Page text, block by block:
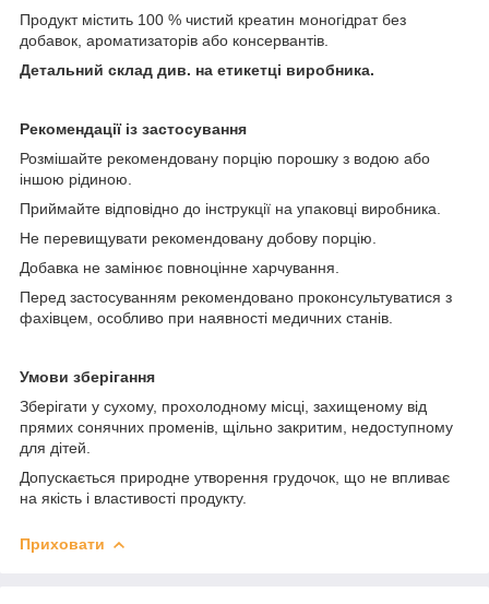
Продукт містить 100 % чистий креатин моногідрат без
добавок, ароматизаторів або консервантів.
Детальний склад див. на етикетці виробника.
Рекомендації із застосування
Розмішайте рекомендовану порцію порошку з водою або
іншою рідиною.
Приймайте відповідно до інструкції на упаковці виробника.
Не перевищувати рекомендовану добову порцію.
Добавка не замінює повноцінне харчування.
Перед застосуванням рекомендовано проконсультуватися з
фахівцем, особливо при наявності медичних станів.
Умови зберігання
Зберігати у сухому, прохолодному місці, захищеному від
прямих сонячних променів, щільно закритим, недоступному
для дітей.
Допускається природне утворення грудочок, що не впливає
на якість і властивості продукту.
Приховати